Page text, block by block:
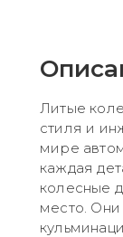
Литые
стиля и
мире
каждая
колесные
место.